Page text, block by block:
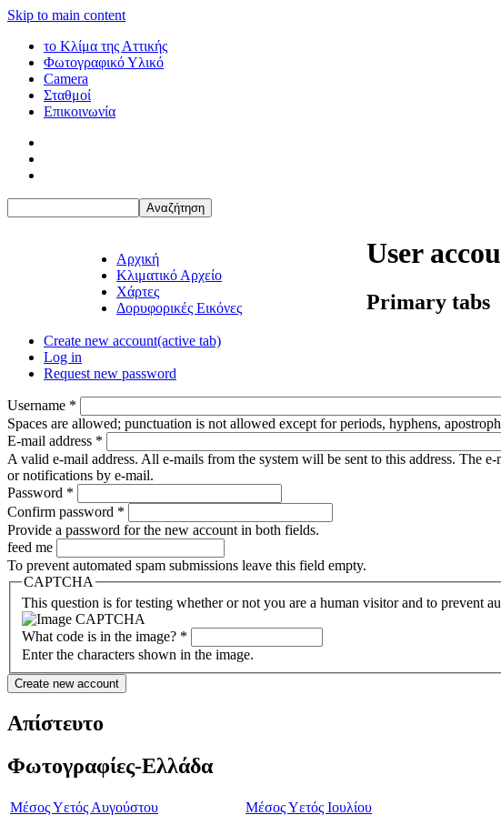
Skip to main content
το Κλίμα της Αττικής
Φωτογραφικό Υλικό
Camera
Σταθμοί
Επικοινωνία
Αρχική
Κλιματικό Αρχείο
Χάρτες
Δορυφορικές Εικόνες
User
Primary tabs
Create new account(active tab)
Log in
Request new password
Username *
Spaces are allowed; punctuation is not allowed except for periods, hyphens,
E-mail address *
A valid e-mail address. All e-mails from the system will be sent to this address. The
or notifications by e-mail.
Password *
Confirm password *
Provide a password for the new account in both fields.
feed me
To prevent automated spam submissions leave this field empty.
CAPTCHA
This question is for testing whether or not you are a human visitor and to prevent
What code is in the image? *
Enter the characters shown in the image.
Απίστευτο
Φωτογραφίες-Ελλάδα
Μέσος Υετός Αυγούστου Μέσος Υετός Ιουλίου